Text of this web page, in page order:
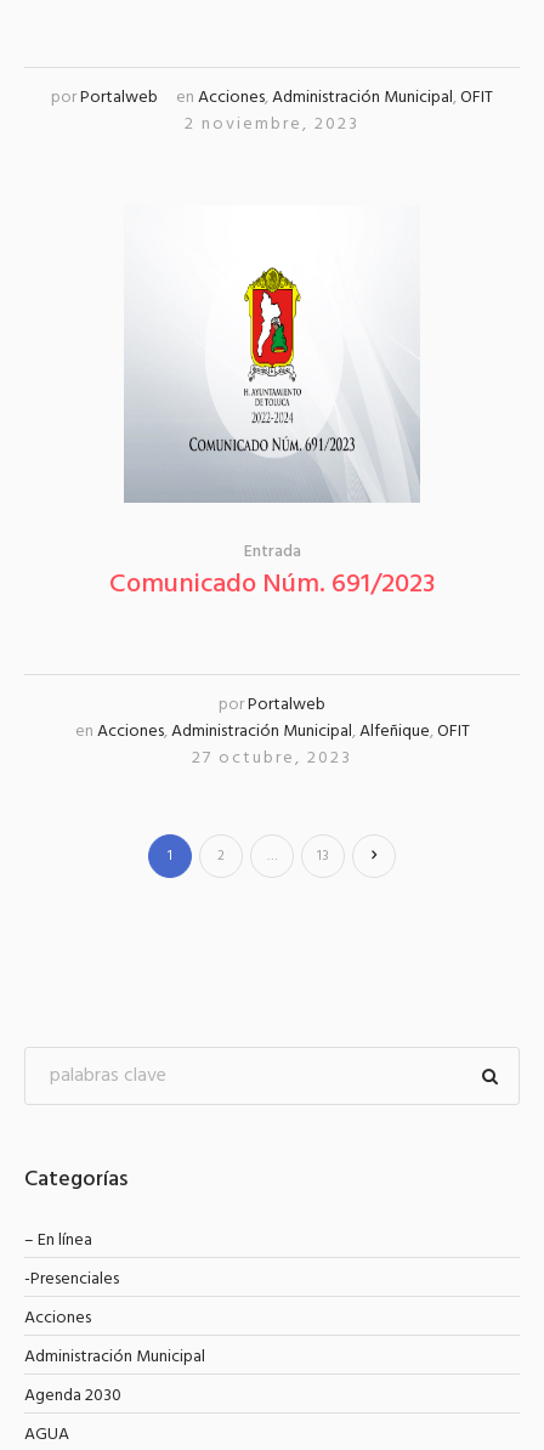
porPortalweb enAcciones,Administración Municipal,OFIT
2 noviembre, 2023
Entrada
Comunicado Núm. 691/2023
porPortalweb
enAcciones,Administración Municipal,Alfeñique,OFIT
27 octubre, 2023
1 2 … 13
Categorías
– En línea
-Presenciales
Acciones
Administración Municipal
Agenda 2030
AGUA